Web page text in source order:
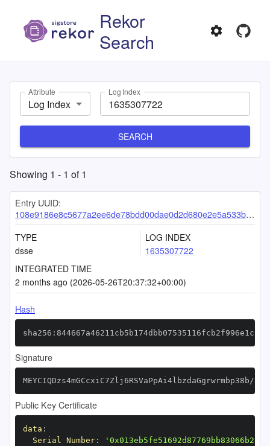
Rekor
Search
Attribute
Log Index
Log Index
SEARCH
Showing 1 - 1 of1
Entry UUID:
108e9186e8c5677a2ee6de78bdd00dae0d2d680e2e5a533b8002f6a7f0347f8f897969fb66b8e74b
TYPE
dsse
LOG INDEX
1635307722
INTEGRATED TIME
2 months ago (2026-05-26T20:37:32+00:00)
Hash
Signature
MEYCIQDzs4mGCcxiC7Zlj6RSVaPpAi4lbzdaGgrwrmbp38b/
Public Key Certificate
data :
Serial Number: